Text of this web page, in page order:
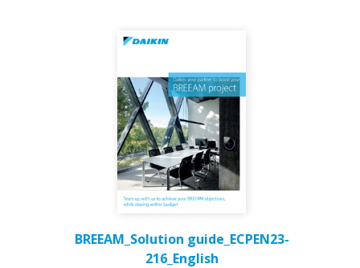
BREEAM_Solution guide_ECPEN23-
216_English